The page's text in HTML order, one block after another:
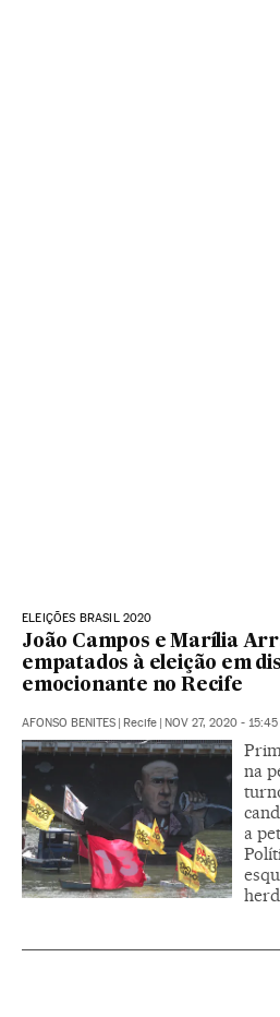
ELEIÇÕES BRASIL 2020
João Campos e Marília
empatados à eleição em
emocionante no Recife
AFONSO BENITES Recife NOV 27, 2020 - 15:45
na
a